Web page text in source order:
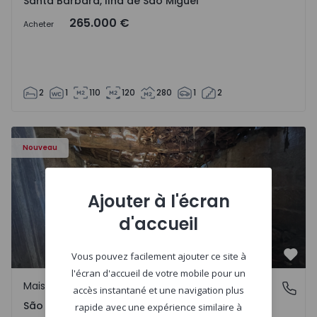
Acheter 265.000 €
2 1 110 120 280 1 2
Nouveau
Maison Vila Real, São Tomé do Castelo e Justes -
São Tomé do Castelo e Justes, Vila Real
Maison Rurale
São Tomé do Castelo e Justes, Vila Real
Ajouter à l'écran
d'accueil
Vous pouvez facilement ajouter ce site à
l'écran d'accueil de votre mobile pour un
accès instantané et une navigation plus
rapide avec une expérience similaire à